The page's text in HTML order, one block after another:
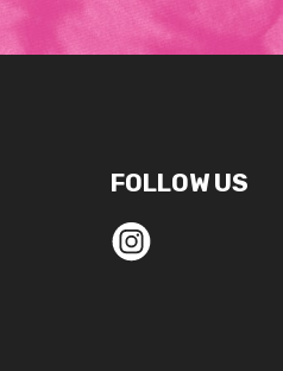
FOLLOW US